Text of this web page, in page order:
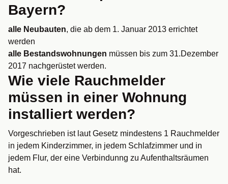
Bayern?
alle Neubauten, die ab dem 1. Januar 2013 errichtet
werden
alle Bestandswohnungen müssen bis zum 31.Dezember
2017 nachgerüstet werden.
Wie viele Rauchmelder
müssen in einer Wohnung
installiert werden?
Vorgeschrieben ist laut Gesetz mindestens 1 Rauchmelder
in jedem Kinderzimmer, in jedem Schlafzimmer und in
jedem Flur, der eine Verbindunng zu Aufenthaltsräumen
hat.